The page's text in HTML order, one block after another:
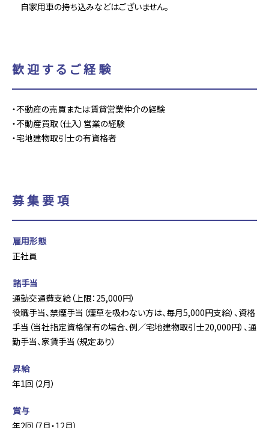
自家用車の持ち込みなどはございません。
歓迎するご経験
・不動産の売買または賃貸営業仲介の経験
・不動産買取（仕入）営業の経験
・宅地建物取引士の有資格者
募集要項
雇用形態
正社員
諸手当
通勤交通費支給（上限：25,000円）
役職手当、禁煙手当（煙草を吸わない方は、毎月5,000円支給）、資格
手当（当社指定資格保有の場合、例／宅地建物取引士20,000円）、通
勤手当、家賃手当（規定あり）
昇給
年1回（2月）
賞与
年2回（7月・12月）